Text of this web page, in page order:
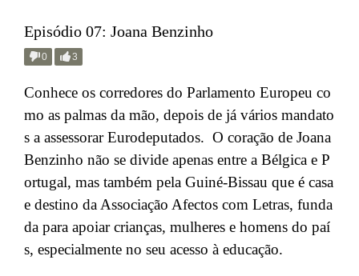
Episódio 07: Joana Benzinho
0 3
Conhece os corredores do Parlamento Europeu co
mo as palmas da mão, depois de já vários mandato
s a assessorar Eurodeputados. O coração de Joana
Benzinho não se divide apenas entre a Bélgica e P
ortugal, mas também pela Guiné-Bissau que é casa
e destino da Associação Afectos com Letras, funda
da para apoiar crianças, mulheres e homens do paí
s, especialmente no seu acesso à educação.